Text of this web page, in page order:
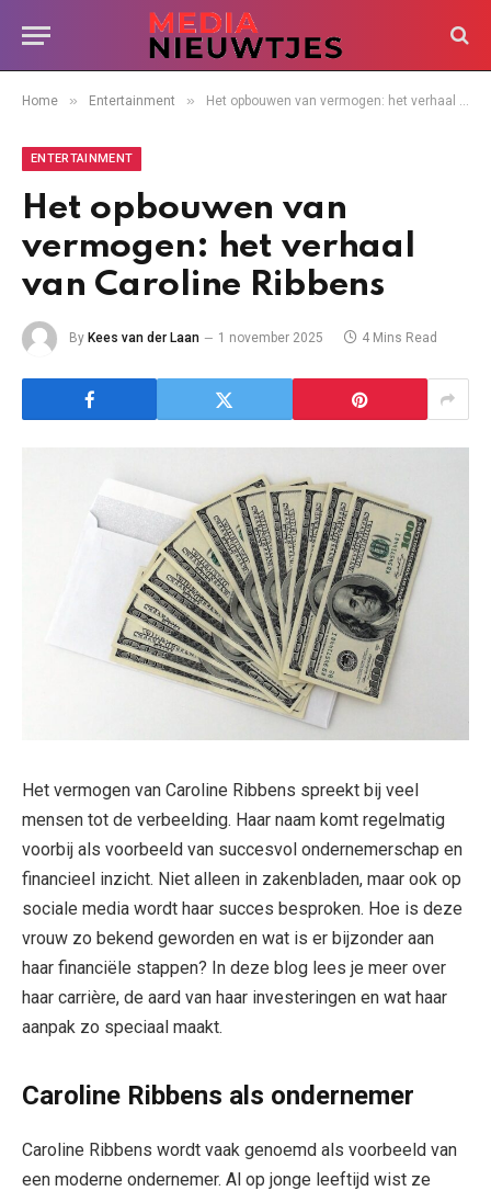
Home » Entertainment » Het opbouwen van vermogen: het verhaal van Caroline Ribbens
ENTERTAINMENT
Het opbouwen van
vermogen: het verhaal
van Caroline Ribbens
By Kees van der Laan 1 november 2025 4 Mins Read
Het vermogen van Caroline Ribbens spreekt bij veel
mensen tot de verbeelding. Haar naam komt regelmatig
voorbij als voorbeeld van succesvol ondernemerschap en
financieel inzicht. Niet alleen in zakenbladen, maar ook op
sociale media wordt haar succes besproken. Hoe is deze
vrouw zo bekend geworden en wat is er bijzonder aan
haar financiële stappen? In deze blog lees je meer over
haar carrière, de aard van haar investeringen en wat haar
aanpak zo speciaal maakt.
Caroline Ribbens als ondernemer
Caroline Ribbens wordt vaak genoemd als voorbeeld van
een moderne ondernemer. Al op jonge leeftijd wist ze